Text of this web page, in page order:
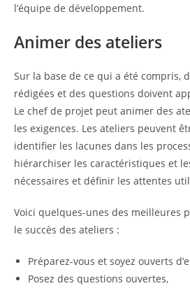
l’équipe de développement.
Animer des ateliers
Sur la base de ce qui a été compris,
rédigées et des questions doivent
Le chef de projet peut animer des
les exigences. Les ateliers peuvent
identifier les lacunes dans les
hiérarchiser les caractéristiques et
nécessaires et définir les attentes
Voici quelques-unes des meilleures
le succès des ateliers :
Préparez-vous et soyez ouverts
Posez des questions ouvertes,